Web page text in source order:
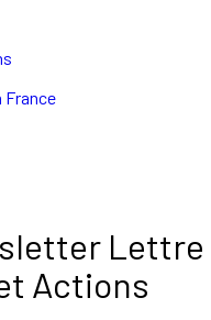
France
Lettre
Actions